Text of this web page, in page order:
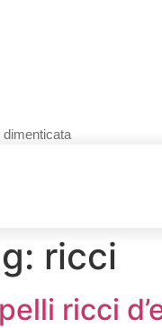
ricci
ricci